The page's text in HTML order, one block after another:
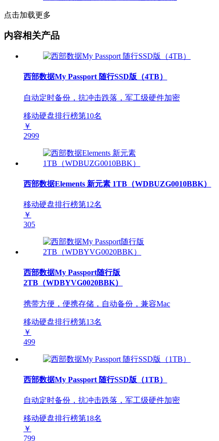
点击加载更多
内容相关产品
西部数据My Passport 随行SSD版（4TB）
自动定时备份，抗冲击跌落，军工级硬件加密
移动硬盘排行榜第10名
￥
2999
西部数据Elements 新元素 1TB（WDBUZG0010BBK）
移动硬盘排行榜第12名
￥
305
西部数据My Passport随行版
2TB（WDBYVG0020BBK）
携带方便，便携存储，自动备份，兼容Mac
移动硬盘排行榜第13名
￥
499
西部数据My Passport 随行SSD版（1TB）
自动定时备份，抗冲击跌落，军工级硬件加密
移动硬盘排行榜第18名
￥
799